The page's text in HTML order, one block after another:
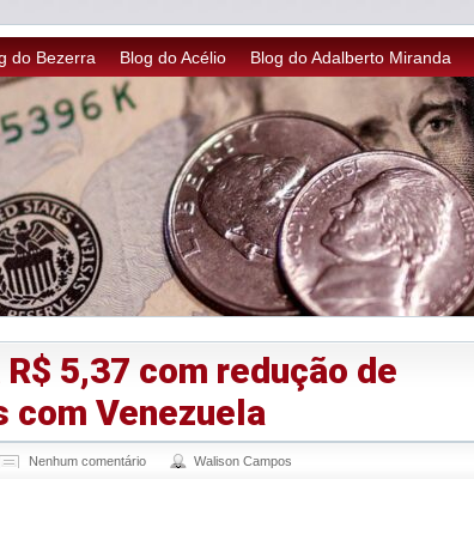
do Bezerra Blog do Acélio Blog do Adalberto Miranda
5,37 com redução de
com Venezuela
Nenhum comentário Walison Campos